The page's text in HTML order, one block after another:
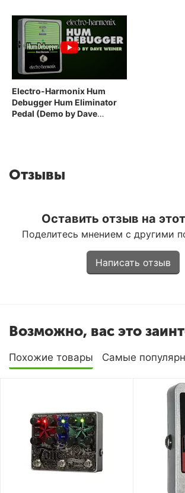
Electro-Harmonix Hum
Debugger Hum Eliminator
Pedal (Demo by Dave
Отзывы
Оставить отзыв на
Поделитесь мнением с другими
Написать отзыв
Возможно, вас это
Похожие товары Самые